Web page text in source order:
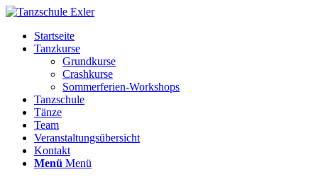
Startseite
Tanzkurse
Grundkurse
Crashkurse
Sommerferien-Workshops
Tanzschule
Tänze
Team
Veranstaltungsübersicht
Kontakt
Menü Menü